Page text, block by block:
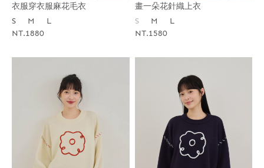
衣服穿衣服麻花毛衣
S
M
L
NT.1880
畫一朵花針織上衣
S
M
L
NT.1580